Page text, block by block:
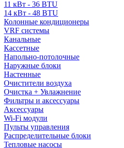
11 кВт - 36 BTU
14 кВт - 48 BTU
Колонные кондиционеры
VRF системы
Канальные
Кассетные
Напольно-потолочные
Наружные блоки
Настенные
Очистители воздуха
Очистка + Увлажнение
Фильтры и аксессуары
Аксессуары
Wi-Fi модули
Пульты управления
Распределительные блоки
Тепловые насосы